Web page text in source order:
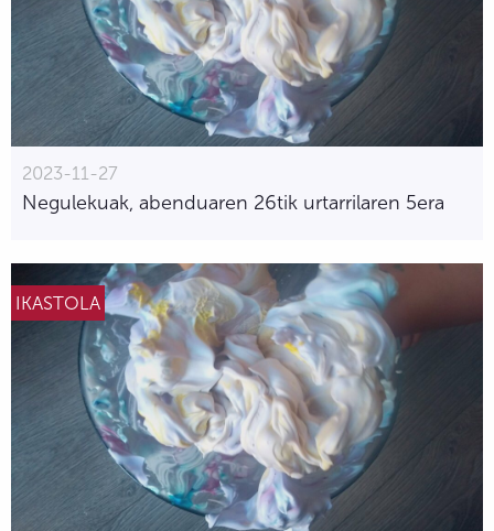
2023-11-27
Negulekuak, abenduaren 26tik urtarrilaren 5era
IKASTOLA